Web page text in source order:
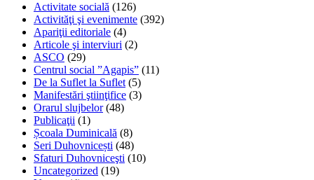
Activitate socială (126)
Activităţi şi evenimente (392)
Apariţii editoriale (4)
Articole şi interviuri (2)
ASCO (29)
Centrul social ”Agapis” (11)
De la Suflet la Suflet (5)
Manifestări ştiinţifice (3)
Orarul slujbelor(48)
Publicaţii (1)
Școala Duminicală (8)
Seri Duhovnicești (48)
Sfaturi Duhovniceşti (10)
Uncategorized (19)